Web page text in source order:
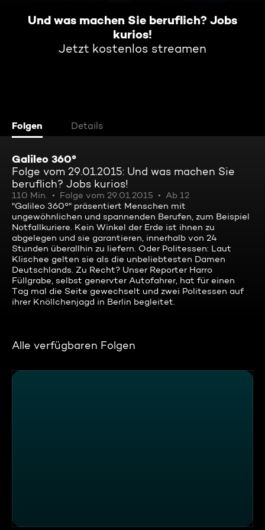
Und was machen Sie beruflich? Jobs
kurios!
Jetzt kostenlos streamen
Folgen Details
Galileo 360°
Folge vom 29.01.2015: Und was machen Sie
beruflich? Jobs kurios!
110 Min. Folge vom 29.01.2015
Ab 12
"Galileo 360°" präsentiert Menschen mit
ungewöhnlichen und spannenden Berufen, zum Beispiel
Notfallkuriere. Kein Winkel der Erde ist ihnen zu
abgelegen und sie garantieren, innerhalb von 24
Stunden überallhin zu liefern. Oder Politessen: Laut
Klischee gelten sie als die unbeliebtesten Damen
Deutschlands. Zu Recht? Unser Reporter Harro
Füllgrabe, selbst genervter Autofahrer, hat für einen
Tag mal die Seite gewechselt und zwei Politessen auf
ihrer Knöllchenjagd in Berlin begleitet.
Alle verfügbaren Folgen